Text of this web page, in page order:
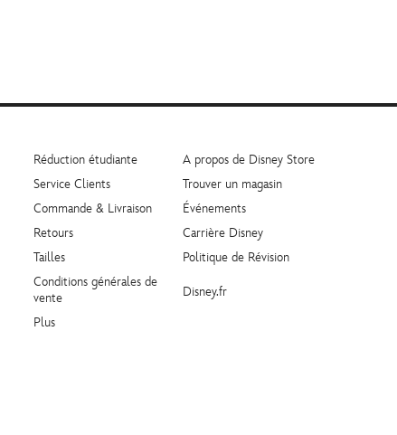
Réduction étudiante
Service Clients
Commande & Livraison
Retours
Tailles
Conditions générales de
vente
Plus
A propos de Disney Store
Trouver un magasin
Événements
Carrière Disney
Politique de Révision
Disney.fr